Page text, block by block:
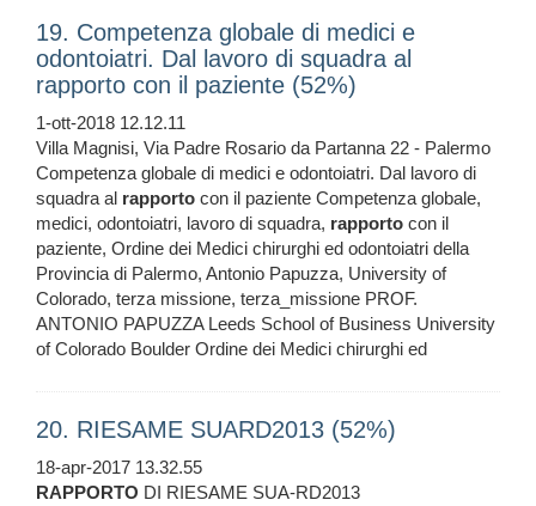
19. Competenza globale di medici e
odontoiatri. Dal lavoro di squadra al
rapporto con il paziente (52%)
1-ott-2018 12.12.11
Villa Magnisi, Via Padre Rosario da Partanna 22 - Palermo
Competenza globale di medici e odontoiatri. Dal lavoro di
squadra al rapporto con il paziente Competenza globale,
medici, odontoiatri, lavoro di squadra, rapporto con il
paziente, Ordine dei Medici chirurghi ed odontoiatri della
Provincia di Palermo, Antonio Papuzza, University of
Colorado, terza missione, terza_missione PROF.
ANTONIO PAPUZZA Leeds School of Business University
of Colorado Boulder Ordine dei Medici chirurghi ed
20. RIESAME SUARD2013 (52%)
18-apr-2017 13.32.55
RAPPORTO DI RIESAME SUA-RD2013